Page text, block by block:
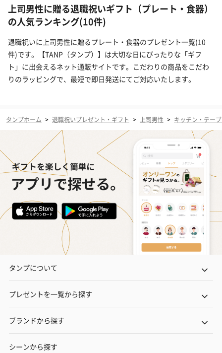
上司男性に贈る退職祝いギフト（プレート・食器）
の人気ランキング(10件)
退職祝いに上司男性に贈るプレート・食器のプレゼント一覧(10
件)です。【TANP（タンプ）】は大切な日にぴったりな「ギフ
ト」に出会えるネット通販サイトです。こだわりの商品をこだわ
りのラッピングで、最短で即日発送にてご対応いたします。
タンプホーム > 退職祝いプレゼント・ギフト > 上司男性 > キッチン・テー
タンプについて
プレゼントを一覧から探す
ブランドから探す
シーンから探す